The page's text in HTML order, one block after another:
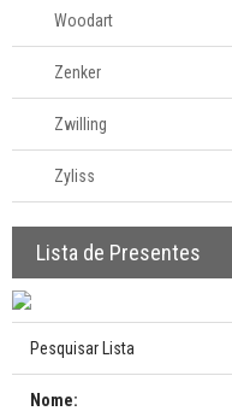
Woodart
Zenker
Zwilling
Zyliss
Lista de Presentes
Pesquisar Lista
Nome: